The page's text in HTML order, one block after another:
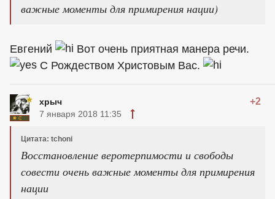
важные моменты для примирения нации)
Евгений
Вот очень приятная манера речи.
С Рождеством Христовым Вас.
хрыч +2
7 января 2018 11:35
Цитата: tchoni
Восстановление веротерпимости и свободы
совести очень важные моменты для примирения
нации